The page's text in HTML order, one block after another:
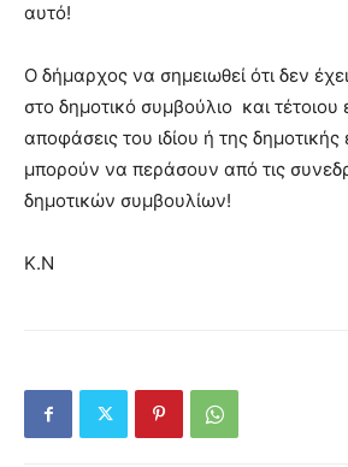
αυτό!
Ο δήμαρχος να σημειωθεί ότι δεν
στο δημοτικό συμβούλιο και τέτοιου
αποφάσεις του ιδίου ή της δημοτικής
μπορούν να περάσουν από τις
δημοτικών συμβουλίων!
Κ.Ν